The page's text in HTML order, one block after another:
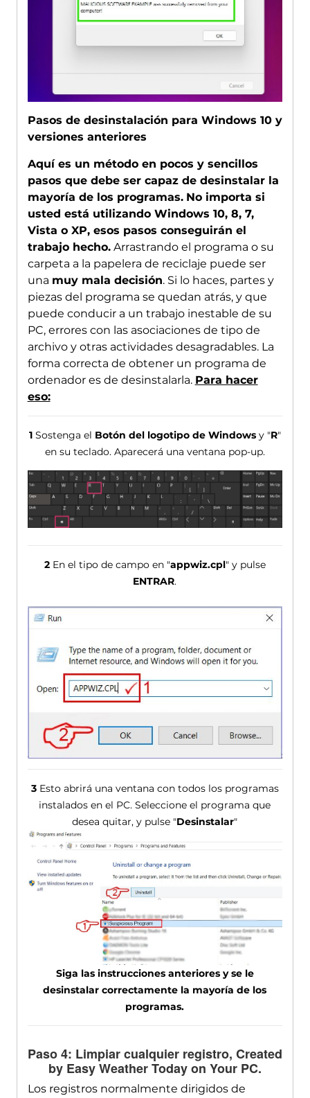
Pasos de desinstalación para Windows 10 y
versiones anteriores
Aquí es un método en pocos y sencillos
pasos que debe ser capaz de desinstalar la
mayoría de los programas. No importa si
usted está utilizando Windows 10, 8, 7,
Vista o XP, esos pasos conseguirán el
trabajo hecho.Arrastrando el programa o su
carpeta a la papelera de reciclaje puede ser
una muy mala decisión. Si lo haces, partes y
piezas del programa se quedan atrás, y que
puede conducir a un trabajo inestable de su
PC, errores con las asociaciones de tipo de
archivo y otras actividades desagradables. La
forma correcta de obtener un programa de
ordenador es de desinstalarla. Para hacer
eso:
1Sostenga el Botón del logotipo de Windowsy "R"
en su teclado. Aparecerá una ventana pop-up.
2En el tipo de campo en "appwiz.cpl" y pulse
ENTRAR.
3Esto abrirá una ventana con todos los programas
instalados en el PC. Seleccione el programa que
desea quitar, y pulse "Desinstalar"
Siga las instrucciones anteriores y se le
desinstalar correctamente la mayoría de los
programas.
Paso 4: Limpiar cualquier registro, Created
by Easy Weather Today on Your PC.
Los registros normalmente dirigidos de